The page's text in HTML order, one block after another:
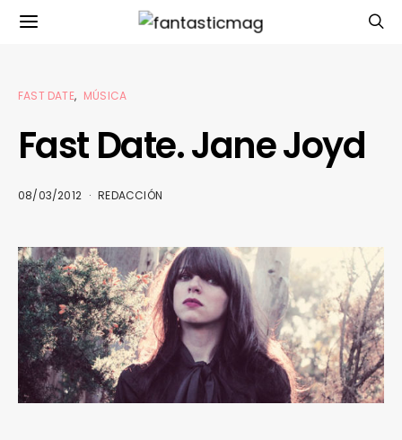
FAST DATE MÚSICA
Fast Date. Jane Joyd
08/03/2012 REDACCIÓN